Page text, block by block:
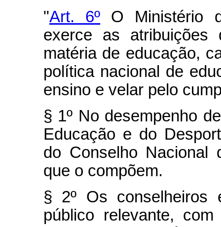
"Art. 6º O Ministério
exerce as atribuições
matéria de educação,
política nacional de
ensino e velar pelo
§ 1º No desempenho
Educação e do
do Conselho Nacional
que o compõem.
§ 2º Os conselheiros
público relevante,